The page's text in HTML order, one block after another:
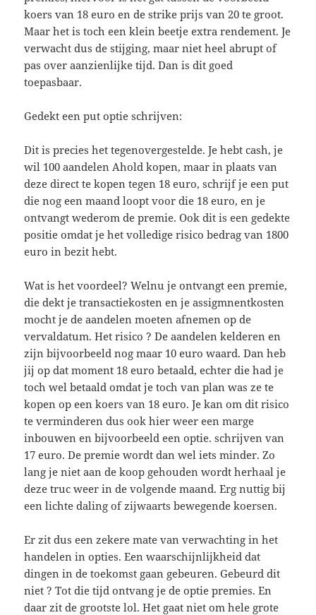
koers van 18 euro en de strike prijs van 20 te groot.
Maar het is toch een klein beetje extra rendement. Je
verwacht dus de stijging, maar niet heel abrupt of
pas over aanzienlijke tijd. Dan is dit goed
toepasbaar.
Gedekt een put optie schrijven:
Dit is precies het tegenovergestelde. Je hebt cash, je
wil 100 aandelen Ahold kopen, maar in plaats van
deze direct te kopen tegen 18 euro, schrijf je een put
die nog een maand loopt voor die 18 euro, en je
ontvangt wederom de premie. Ook dit is een gedekte
positie omdat je het volledige risico bedrag van 1800
euro in bezit hebt.
Wat is het voordeel? Welnu je ontvangt een premie,
die dekt je transactiekosten en je assigmnentkosten
mocht je de aandelen moeten afnemen op de
vervaldatum. Het risico ? De aandelen kelderen en
zijn bijvoorbeeld nog maar 10 euro waard. Dan heb
jij op dat moment 18 euro betaald, echter die had je
toch wel betaald omdat je toch van plan was ze te
kopen op een koers van 18 euro. Je kan om dit risico
te verminderen dus ook hier weer een marge
inbouwen en bijvoorbeeld een optie. schrijven van
17 euro. De premie wordt dan wel iets minder. Zo
lang je niet aan de koop gehouden wordt herhaal je
deze truc weer in de volgende maand. Erg nuttig bij
een lichte daling of zijwaarts bewegende koersen.
Er zit dus een zekere mate van verwachting in het
handelen in opties. Een waarschijnlijkheid dat
dingen in de toekomst gaan gebeuren. Gebeurd dit
niet ? Tot die tijd ontvang je de optie premies. En
daar zit de grootste lol. Het gaat niet om hele grote